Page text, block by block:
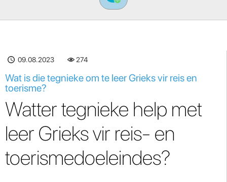
09.08.2023 274
Wat is die tegnieke om te leer Grieks vir reis en
toerisme?
Watter tegnieke help met
leer Grieks vir reis- en
toerismedoeleindes?